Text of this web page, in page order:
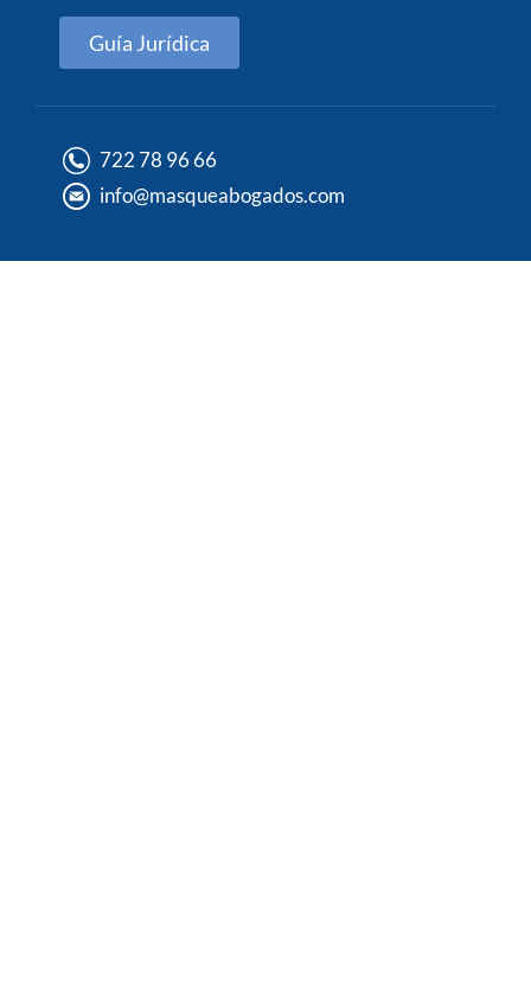
Guía Jurídica
722 78 96 66
info@masqueabogados.com